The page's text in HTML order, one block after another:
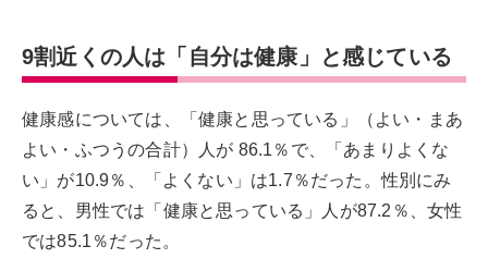
9割近くの人は「自分は健康」と感じている
健康感については、「健康と思っている」（よい・まあ
よい・ふつうの合計）人が 86.1％で、「あまりよくな
い」が10.9％、「よくない」は1.7％だった。性別にみ
ると、男性では「健康と思っている」人が87.2％、女性
では85.1％だった。